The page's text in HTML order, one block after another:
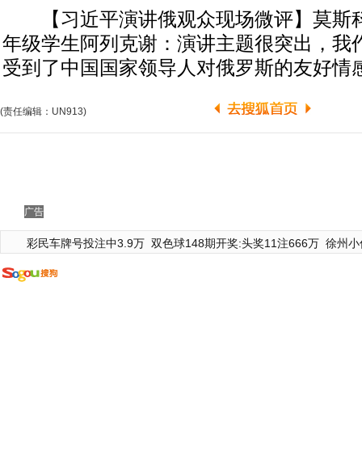
【习近平演讲俄观众现场微评】莫斯
年级学生阿列克谢：演讲主题很突出，我
受到了中国国家领导人对俄罗斯的友好情
(责任编辑：UN913)
广告
彩民车牌号投注中3.9万 双色球148期开奖:头奖11注666万 徐州